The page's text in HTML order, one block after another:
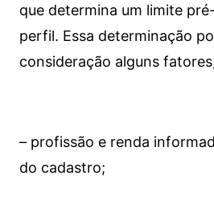
que determina um limite
perfil. Essa determinação
consideração alguns
– profissão e renda
do cadastro;